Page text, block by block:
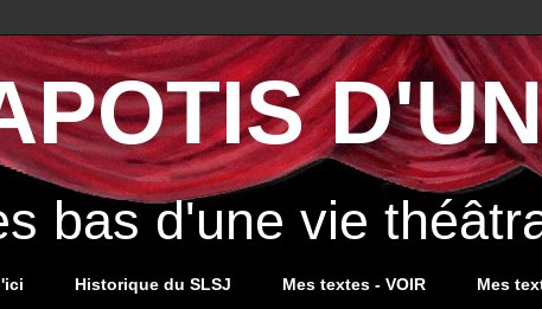
bas d'une vie
Historique du SLSJ Mes textes - VOIR Mes